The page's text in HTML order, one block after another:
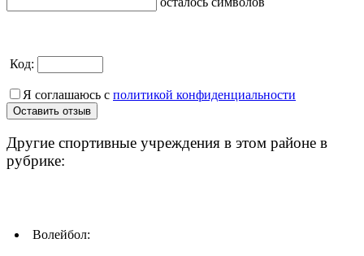
Код:
Я соглашаюсь с политикой конфиденциальности
Другие спортивные учреждения в этом районе в
рубрике:
Волейбол: